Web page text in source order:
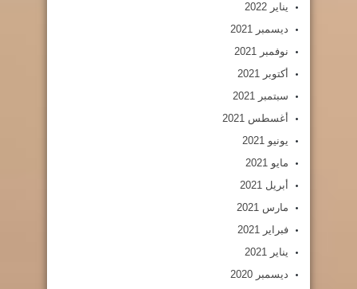
يناير 2022
ديسمبر 2021
نوفمبر 2021
أكتوبر 2021
سبتمبر 2021
أغسطس 2021
يونيو 2021
مايو 2021
أبريل 2021
مارس 2021
فبراير 2021
يناير 2021
ديسمبر 2020